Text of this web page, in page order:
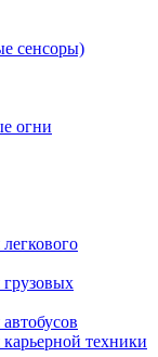
сенсоры)
огни
техники